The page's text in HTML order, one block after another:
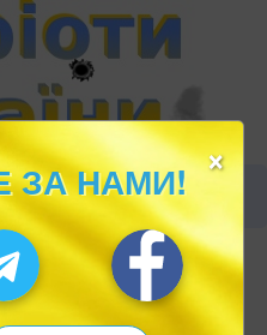
×
ЗА НАМИ!